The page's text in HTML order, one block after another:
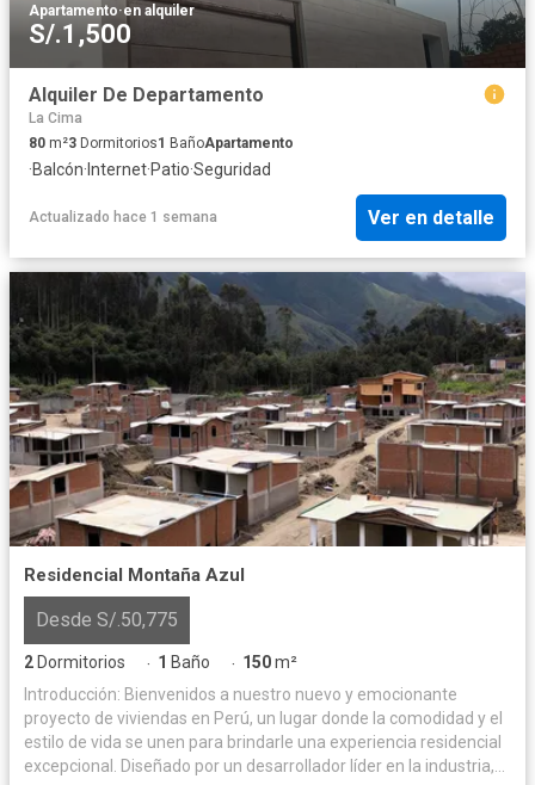
Apartamento·en alquiler
S/.1,500
Alquiler De Departamento
La Cima
80 m²3 Dormitorios1 BañoApartamento
·Balcón·Internet·Patio·Seguridad
Actualizado hace 1 semana Ver en detalle
Residencial Montaña Azul
Desde S/.50,775
2 Dormitorios · 1 Baño · 150m²
Introducción: Bienvenidos a nuestro nuevo y emocionante
proyecto de viviendas en Perú, un lugar donde la comodidad y el
estilo de vida se unen para brindarle una experiencia residencial
excepcional. Diseñado por un desarrollador líder en la industria,